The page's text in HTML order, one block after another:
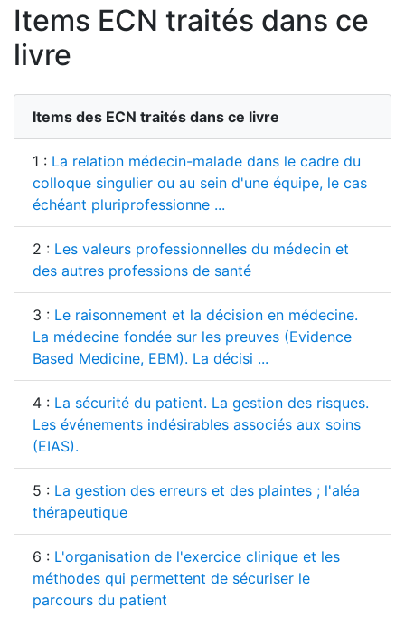
Items ECN traités dans ce
livre
Items des ECN traités dans ce livre
1 : La relation médecin-malade dans le cadre du
colloque singulier ou au sein d'une équipe, le cas
échéant pluriprofessionne ...
2 : Les valeurs professionnelles du médecin et
des autres professions de santé
3 : Le raisonnement et la décision en médecine.
La médecine fondée sur les preuves (Evidence
Based Medicine, EBM). La décisi ...
4 : La sécurité du patient. La gestion des risques.
Les événements indésirables associés aux soins
(EIAS).
5 : La gestion des erreurs et des plaintes ; l'aléa
thérapeutique
6 : L'organisation de l'exercice clinique et les
méthodes qui permettent de sécuriser le
parcours du patient